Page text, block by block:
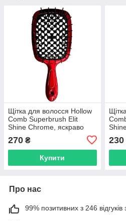
Щітка для волосся Hollow
Comb Superbrush Elit
Shine Chrome, яскраво
(SB2080-54)
270 ₴
Купити
230
Про нас
99% позитивних з 246 відгуків